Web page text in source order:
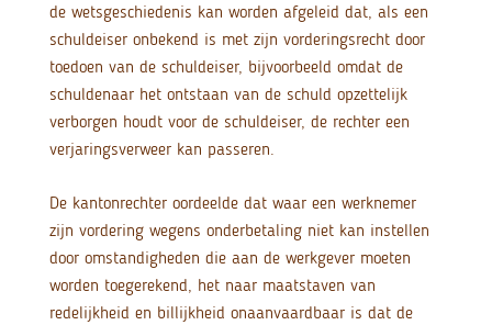
de wetsgeschiedenis kan worden afgeleid dat, als een
schuldeiser onbekend is met zijn vorderingsrecht door
toedoen van de schuldeiser, bijvoorbeeld omdat de
schuldenaar het ontstaan van de schuld opzettelijk
verborgen houdt voor de schuldeiser, de rechter een
verjaringsverweer kan passeren.
De kantonrechter oordeelde dat waar een werknemer
zijn vordering wegens onderbetaling niet kan instellen
door omstandigheden die aan de werkgever moeten
worden toegerekend, het naar maatstaven van
redelijkheid en billijkheid onaanvaardbaar is dat de